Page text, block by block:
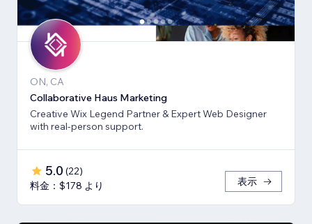
ON, CA
Collaborative Haus Marketing
Creative Wix Legend Partner & Expert Web Designer
with real-person support.
5.0 (22)
料金：$178 より
表示